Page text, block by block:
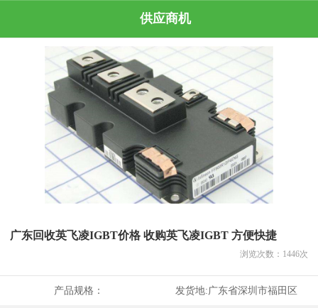
供应商机
广东回收英飞凌IGBT价格 收购英飞凌IGBT 方便快捷
浏览次数： 1446次
产品规格： 发货地:广东省深圳市福田区